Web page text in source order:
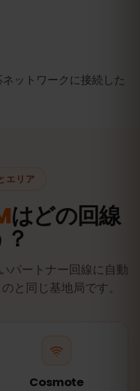
ットワークに接続した
エリア
はどの回線
パートナー回線に自動
と同じ基地局です。
Cosmote